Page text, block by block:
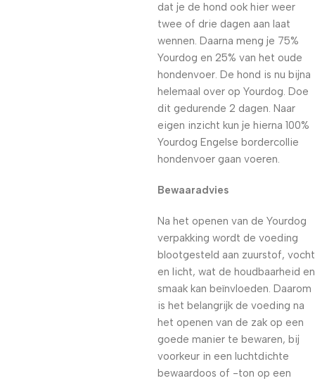
dat je de hond ook hier weer
twee of drie dagen aan laat
wennen. Daarna meng je 75%
Yourdog en 25% van het oude
hondenvoer. De hond is nu bijna
helemaal over op Yourdog. Doe
dit gedurende 2 dagen. Naar
eigen inzicht kun je hierna 100%
Yourdog Engelse bordercollie
hondenvoer gaan voeren.
Bewaaradvies
Na het openen van de Yourdog
verpakking wordt de voeding
blootgesteld aan zuurstof, vocht
en licht, wat de houdbaarheid en
smaak kan beïnvloeden. Daarom
is het belangrijk de voeding na
het openen van de zak op een
goede manier te bewaren, bij
voorkeur in een luchtdichte
bewaardoos of -ton op een